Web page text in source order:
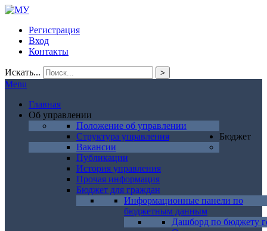
Регистрация
Вход
Контакты
Искать... >
Menu
Главная
Об управлении
Положение об управлении
Структура управления
Вакансии
Публикации
История управления
Прочая информация
Бюджет
Бюджет для граждан
Информационные панели по
бюджетным данным
Дашборд по бюджету